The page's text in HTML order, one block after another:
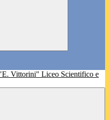
Liceo Scientifico e